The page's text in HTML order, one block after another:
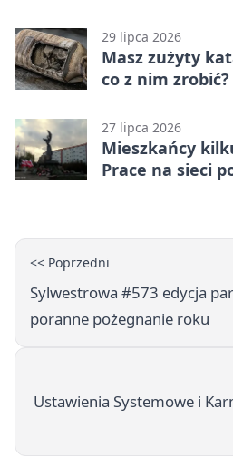
29 lipca 2026
Masz zużyty
co z nim zrobić?
27 lipca 2026
Mieszkańcy
Prace na sieci
<< Poprzedni
Sylwestrowa #573 edycja
poranne pożegnanie roku
Ustawienia Systemowe i